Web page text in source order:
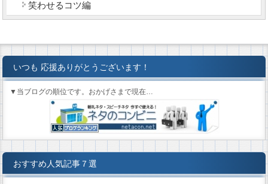
笑わせるコツ編
いつも 応援ありがとうございます！
▼当ブログの順位です。おかげさまで現在…
おすすめ人気記事７選